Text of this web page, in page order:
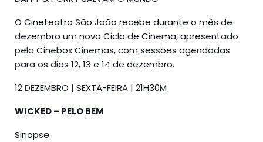
O Cineteatro São João recebe durante o mês de
dezembro um novo Ciclo de Cinema, apresentado
pela Cinebox Cinemas, com sessões agendadas
para os dias 12, 13 e 14 de dezembro.
12 DEZEMBRO | SEXTA-FEIRA | 21H30M
WICKED – PELO BEM
Sinopse: